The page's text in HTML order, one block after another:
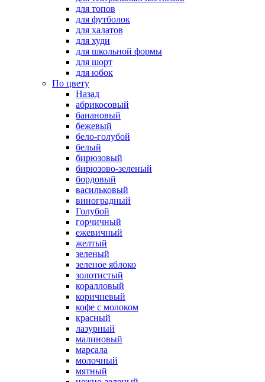
для топов
для футболок
для халатов
для худи
для школьной формы
для шорт
для юбок
По цвету
Назад
абрикосовый
банановый
бежевый
бело-голубой
белый
бирюзовый
бирюзово-зеленый
бордовый
васильковый
виноградный
Голубой
горчичный
ежевичный
желтый
зеленый
зеленое яблоко
золотистый
коралловый
коричневый
кофе с молоком
красный
лазурный
малиновый
марсала
молочный
мятный